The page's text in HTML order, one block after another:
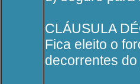
CLÁUSULA
Fica eleito o
decorrentes